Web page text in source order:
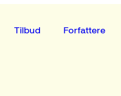
Tilbud Forfattere